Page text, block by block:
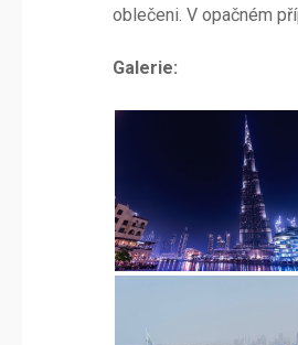
oblečeni. V opačném
Galerie: